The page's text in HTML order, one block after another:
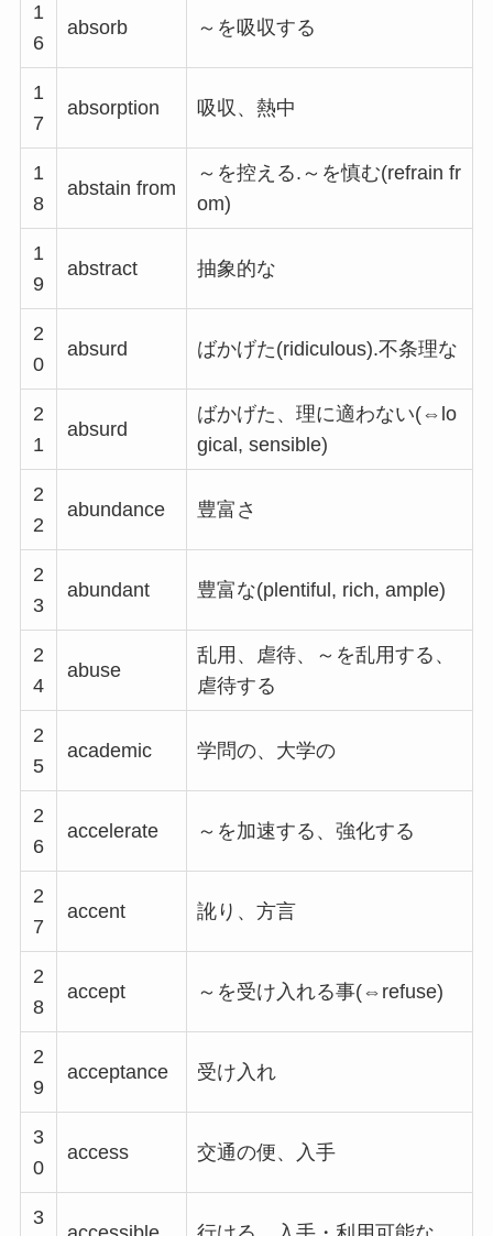
1
6
absorb ～を吸収する
1
7
absorption 吸収、熱中
1
8
abstain from
～を控える.～を慎む(refrain fr
om)
1
9
abstract 抽象的な
2
0
absurd ばかげた(ridiculous).不条理な
2
1
absurd
ばかげた、理に適わない(⇔lo
gical, sensible)
2
2
abundance 豊富さ
2
3
abundant 豊富な(plentiful, rich, ample)
2
4
abuse
乱用、虐待、～を乱用する、
虐待する
2
5
academic 学問の、大学の
2
6
accelerate ～を加速する、強化する
2
7
accent 訛り、方言
2
8
accept ～を受け入れる事(⇔refuse)
2
9
acceptance 受け入れ
3
0
access 交通の便、入手
3